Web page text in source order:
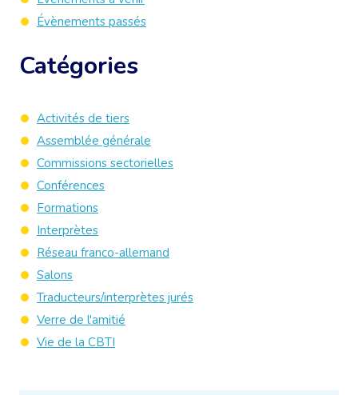
Évènements passés
Catégories
Activités de tiers
Assemblée générale
Commissions sectorielles
Conférences
Formations
Interprètes
Réseau franco-allemand
Salons
Traducteurs/interprètes jurés
Verre de l'amitié
Vie de la CBTI